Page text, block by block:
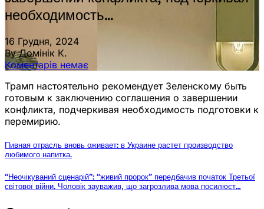
необходимость…
16 Грудня, 2024
By Домінік К.
Коментарів немає
Трамп настоятельно рекомендует Зеленскому быть
готовым к заключению соглашения о завершении
конфликта, подчеркивая необходимость подготовки к
перемирию.
Пивная отрасль вновь оживает: в Украине растет производство
любимого напитка.
“Неочікуваний сценарій”: “живий пророк” передбачив початок Третьої
світової війни. Чоловік зауважив, що загрозлива мова посилюєт…